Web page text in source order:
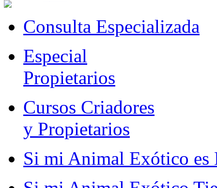
Consulta Especializada
Especial
Propietarios
Cursos Criadores
y Propietarios
Si mi Animal Exótico es